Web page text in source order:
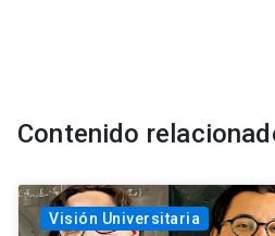
Contenido
Visión Universitaria